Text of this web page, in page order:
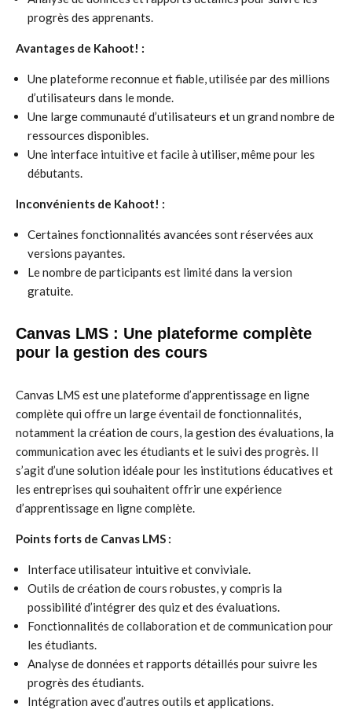
progrès des apprenants.
Avantages de Kahoot! :
Une plateforme reconnue et fiable, utilisée par des millions
d’utilisateurs dans le monde.
Une large communauté d’utilisateurs et un grand nombre de
ressources disponibles.
Une interface intuitive et facile à utiliser, même pour les
débutants.
Inconvénients de Kahoot! :
Certaines fonctionnalités avancées sont réservées aux
versions payantes.
Le nombre de participants est limité dans la version
gratuite.
Canvas LMS : Une plateforme complète
pour la gestion des cours
Canvas LMS est une plateforme d’apprentissage en ligne
complète qui offre un large éventail de fonctionnalités,
notamment la création de cours, la gestion des évaluations, la
communication avec les étudiants et le suivi des progrès. Il
s’agit d’une solution idéale pour les institutions éducatives et
les entreprises qui souhaitent offrir une expérience
d’apprentissage en ligne complète.
Points forts de Canvas LMS :
Interface utilisateur intuitive et conviviale.
Outils de création de cours robustes, y compris la
possibilité d’intégrer des quiz et des évaluations.
Fonctionnalités de collaboration et de communication pour
les étudiants.
Analyse de données et rapports détaillés pour suivre les
progrès des étudiants.
Intégration avec d’autres outils et applications.